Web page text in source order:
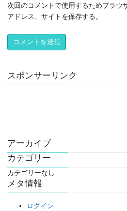
次回のコメントで使用するためブラウ
アドレス、サイトを保存する。
スポンサーリンク
アーカイブ
カテゴリー
カテゴリーなし
メタ情報
ログイン